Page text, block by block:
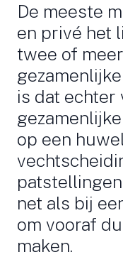
De meeste
en privé het
twee of
is dat echter
op een
net als bij
om vooraf
maken.